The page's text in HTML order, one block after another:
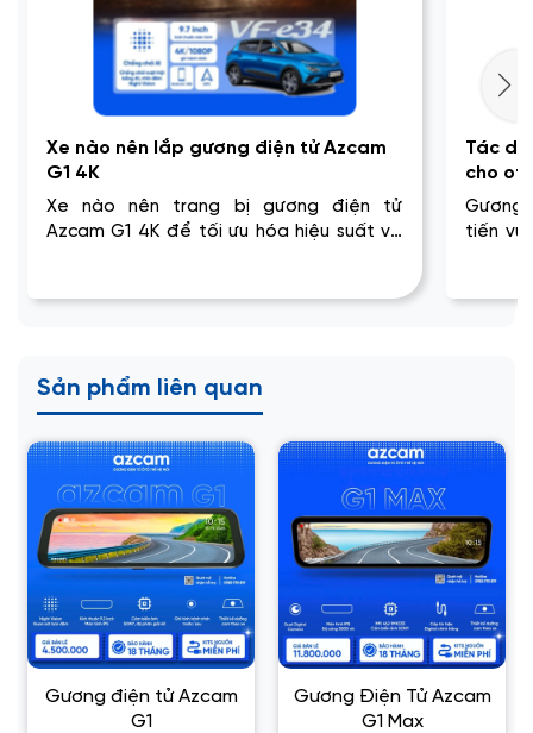
Xe nào nên lắp gương điện tử Azcam
G1 4K
Xe nào nên trang bị gương điện tử
Azcam G1 4K để tối ưu hóa hiệu suất và
nên lắp gương điện...
Tác
cho
tiến
đọc.
Sản phẩm liên quan
Gương điện tử Azcam
G1
Gương Điện Tử Azcam
G1 Max